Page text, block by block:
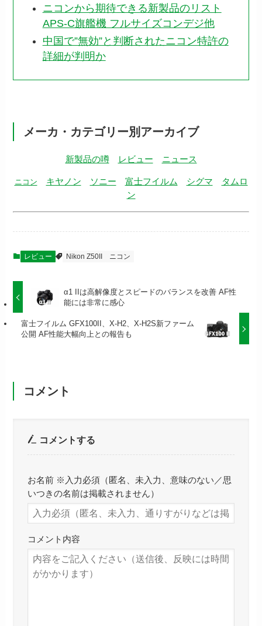
ニコンから期待できる新製品のリスト
APS-C旗艦機 フルサイズコンデジ他
中国で”無効”と判断されたニコン特許の
詳細が判明か
メーカ・カテゴリー別アーカイブ
新製品の噂 レビュー ニュース
ニコン キヤノン ソニー 富士フイルム シグマ
タムロ
ン
レビュー Nikon Z50II ニコン
α1 IIは高解像度とスピードのバランスを改善 AF性
能には非常に感心
富士フイルム GFX100II、X-H2、X-H2S新ファーム
公開 AF性能大幅向上との報告も
コメント
コメントする
お名前 ※入力必須（匿名、未入力、意味のない／思
いつきの名前は掲載されません）
コメント内容